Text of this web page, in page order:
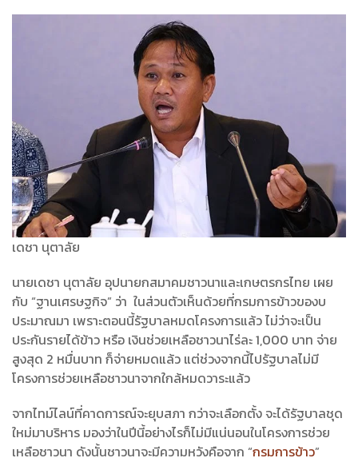
เดชา นุตาลัย
นายเดชา นุตาลัย อุปนายกสมาคมชาวนาและเกษตรกรไทย เผย
กับ “ฐานเศรษฐกิจ” ว่า ในส่วนตัวเห็นด้วยที่กรมการข้าวของบ
ประมาณมา เพราะตอนนี้รัฐบาลหมดโครงการแล้ว ไม่ว่าจะเป็น
ประกันรายได้ข้าว หรือ เงินช่วยเหลือชาวนาไร่ละ 1,000 บาท จ่าย
สูงสุด 2 หมื่นบาท ก็จ่ายหมดแล้ว แต่ช่วงจากนี้ไปรัฐบาลไม่มี
โครงการช่วยเหลือชาวนาจากใกล้หมดวาระแล้ว
จากไทม์ไลน์ที่คาดการณ์จะยุบสภา กว่าจะเลือกตั้ง จะได้รัฐบาลชุด
ใหม่มาบริหาร มองว่าในปีนี้อย่างไรก็ไม่มีแน่นอนในโครงการช่วย
เหลือชาวนา ดังนั้นชาวนาจะมีความหวังคือจาก “กรมการข้าว”